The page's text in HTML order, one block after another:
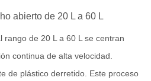
abierto de 20 L a 60 L
rango de 20 L a 60 L se centran
continua de alta velocidad.
de plástico derretido. Este proceso